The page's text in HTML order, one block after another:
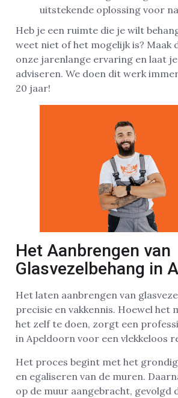
uitstekende oplossing voor
Heb je een ruimte die je wilt
weet niet of het mogelijk is? Maak
onze jarenlange ervaring en laat
adviseren. We doen dit werk
20 jaar!
Het Aanbrengen van
Glasvezelbehang in
Het laten aanbrengen van
precisie en vakkennis. Hoewel het
het zelf te doen, zorgt een
in Apeldoorn voor een vlekkeloos
Het proces begint met het
en egaliseren van de muren.
op de muur aangebracht, gevolgd